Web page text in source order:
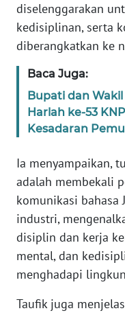
diselenggarakan
kedisiplinan, serta
diberangkatkan ke
Baca Juga:
Bupati dan
Harlah ke-53
Kesadaran
Ia menyampaikan,
adalah membekali
komunikasi bahasa
industri,
disiplin dan kerja
mental, dan
menghadapi
Taufik juga
WN
BABEL
WN
SUMSEL
WN
BENGKULU
WN
LAMPUNG
WN